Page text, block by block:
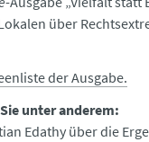
über
der Ausgabe.
unter anderem:
Edathy über die